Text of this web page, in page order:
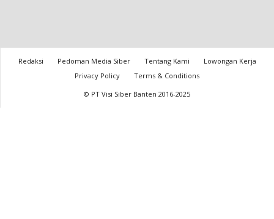
Redaksi Pedoman Media Siber Tentang Kami
Lowongan Kerja
Privacy Policy
Terms & Conditions
© PT Visi Siber Banten 2016-2025